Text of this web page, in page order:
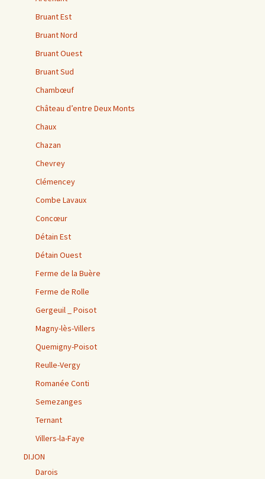
Bruant Est
Bruant Nord
Bruant Ouest
Bruant Sud
Chambœuf
Château d’entre Deux Monts
Chaux
Chazan
Chevrey
Clémencey
Combe Lavaux
Concœur
Détain Est
Détain Ouest
Ferme de la Buère
Ferme de Rolle
Gergeuil _ Poisot
Magny-lès-Villers
Quemigny-Poisot
Reulle-Vergy
Romanée Conti
Semezanges
Ternant
Villers-la-Faye
DIJON
Darois